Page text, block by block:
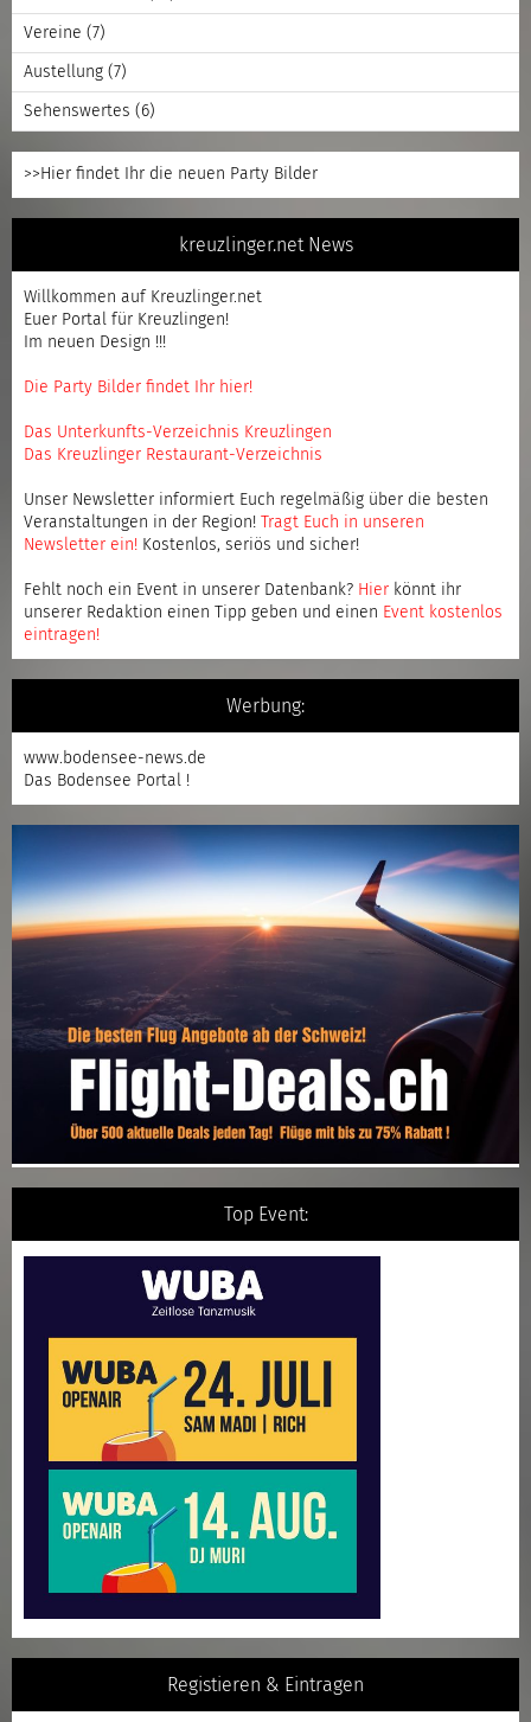
Vereine (7)
Austellung (7)
Sehenswertes (6)
>>Hier findet Ihr die neuen Party Bilder
kreuzlinger.net News
Willkommen auf Kreuzlinger.net
Euer Portal für Kreuzlingen!
Im neuen Design !!!
Die Party Bilder findet Ihr hier!
Das Unterkunfts-Verzeichnis Kreuzlingen
Das Kreuzlinger Restaurant-Verzeichnis
Unser Newsletter informiert Euch regelmäßig über die besten
Veranstaltungen in der Region!
Tragt Euch in unseren
Newsletter ein! Kostenlos, seriös und sicher!
Fehlt noch ein Event in unserer Datenbank? Hier könnt ihr
unserer Redaktion einen Tipp geben und einen Event kostenlos
eintragen!
Werbung:
www.bodensee-news.de
Das Bodensee Portal !
Top Event:
Registieren & Eintragen